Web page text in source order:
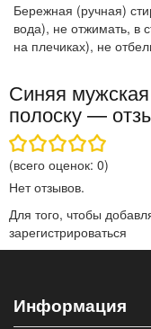
Бережная (ручная)
вода), не отжимать, в
на плечиках), не
Синяя
полоску —
(всего оценок: 0)
Нет отзывов.
Для того, чтобы
зарегистрироваться
Информация